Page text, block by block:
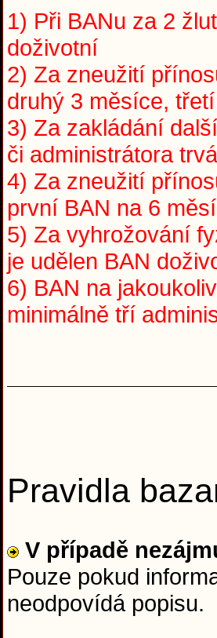
1) Při BANu za 2
doživotní
2) Za zneužití
druhý 3 měsíce,
3) Za zakládání
či administrátora
4) Za zneužití
první BAN na 6
5) Za vyhrožování
je udělen BAN
6) BAN na
minimálně tří
Pravidla
V případě
Pouze pokud
neodpovídá popisu.